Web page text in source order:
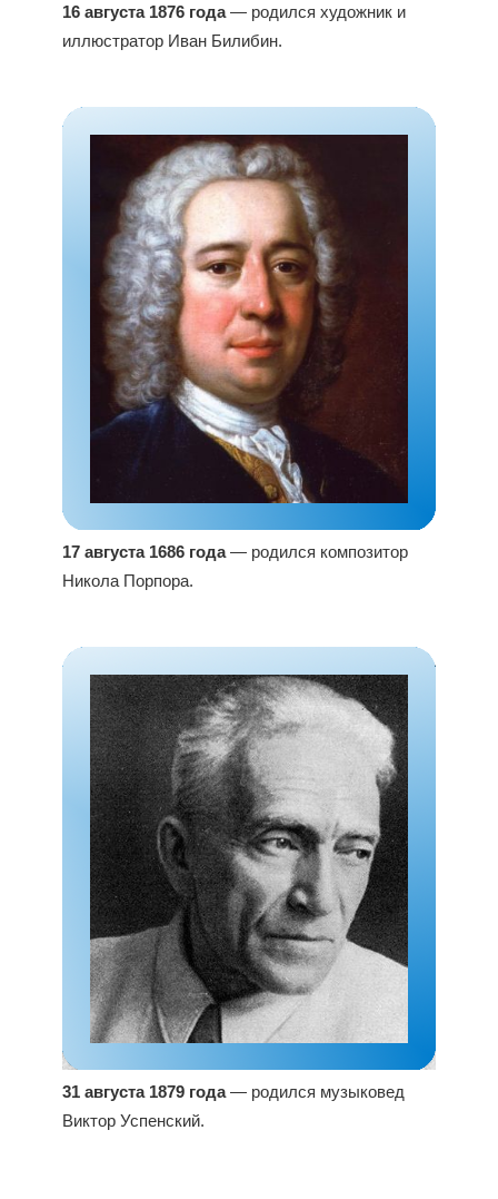
16 августа 1876 года— родился художник и
иллюстратор Иван Билибин.
17 августа 1686 года— родился композитор
Никола Порпора.
31 августа 1879 года— родился музыковед
Виктор Успенский.